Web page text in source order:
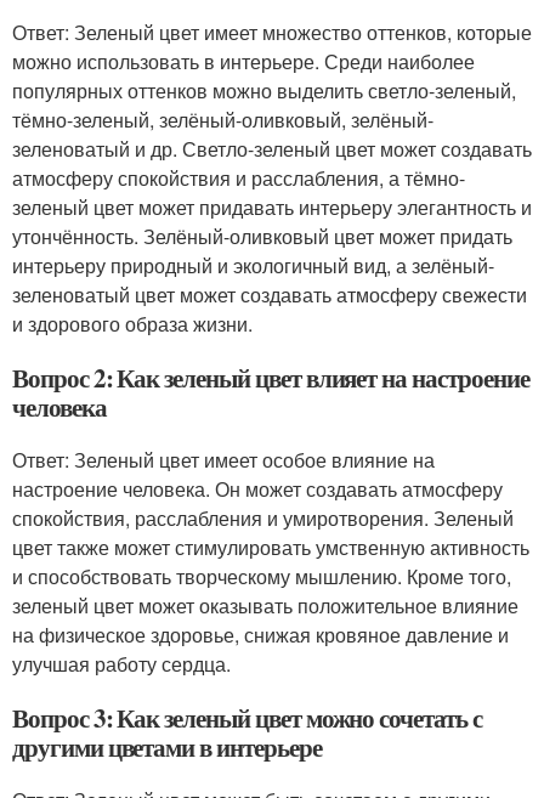
Ответ: Зеленый цвет имеет множество оттенков, которые
можно использовать в интерьере. Среди наиболее
популярных оттенков можно выделить светло-зеленый,
тёмно-зеленый, зелёный-оливковый, зелёный-
зеленоватый и др. Светло-зеленый цвет может создавать
атмосферу спокойствия и расслабления, а тёмно-
зеленый цвет может придавать интерьеру элегантность и
утончённость. Зелёный-оливковый цвет может придать
интерьеру природный и экологичный вид, а зелёный-
зеленоватый цвет может создавать атмосферу свежести
и здорового образа жизни.
Вопрос 2: Как зеленый цвет влияет на настроение
человека
Ответ: Зеленый цвет имеет особое влияние на
настроение человека. Он может создавать атмосферу
спокойствия, расслабления и умиротворения. Зеленый
цвет также может стимулировать умственную активность
и способствовать творческому мышлению. Кроме того,
зеленый цвет может оказывать положительное влияние
на физическое здоровье, снижая кровяное давление и
улучшая работу сердца.
Вопрос 3: Как зеленый цвет можно сочетать с
другими цветами в интерьере